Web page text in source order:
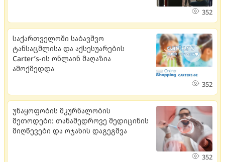
352
საქართველოში საბავშვო
ტანსაცმლისა და აქსესუარების
Carter’s-ის ონლაინ მაღაზია
ამოქმედდა
352
უნაყოფობის მკურნალობის
მეთოდები: თანამედროვე მედიცინის
მიღწევები და ოჯახის დაგეგმვა
352